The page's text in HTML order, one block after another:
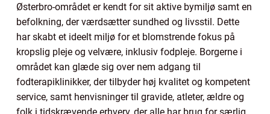
Østerbro-området er kendt for sit aktive bymiljø samt en
befolkning, der værdsætter sundhed og livsstil. Dette
har skabt et ideelt miljø for et blomstrende fokus på
kropslig pleje og velvære, inklusiv fodpleje. Borgerne i
området kan glæde sig over nem adgang til
fodterapiklinikker, der tilbyder høj kvalitet og kompetent
service, samt henvisninger til gravide, atleter, ældre og